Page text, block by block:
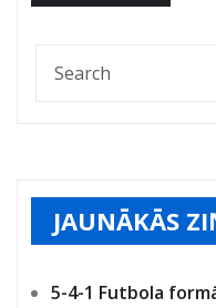
JAUNĀKĀS
5-4-1 Futbola